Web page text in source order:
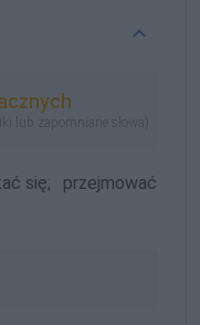
lub zapomniane słowa)
się;
przejmować